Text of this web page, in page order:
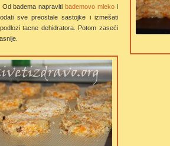
Od badema napravitibademovo mleko i
sve preostale sastojke i izmešati
tacne dehidratora. Potom zaseći